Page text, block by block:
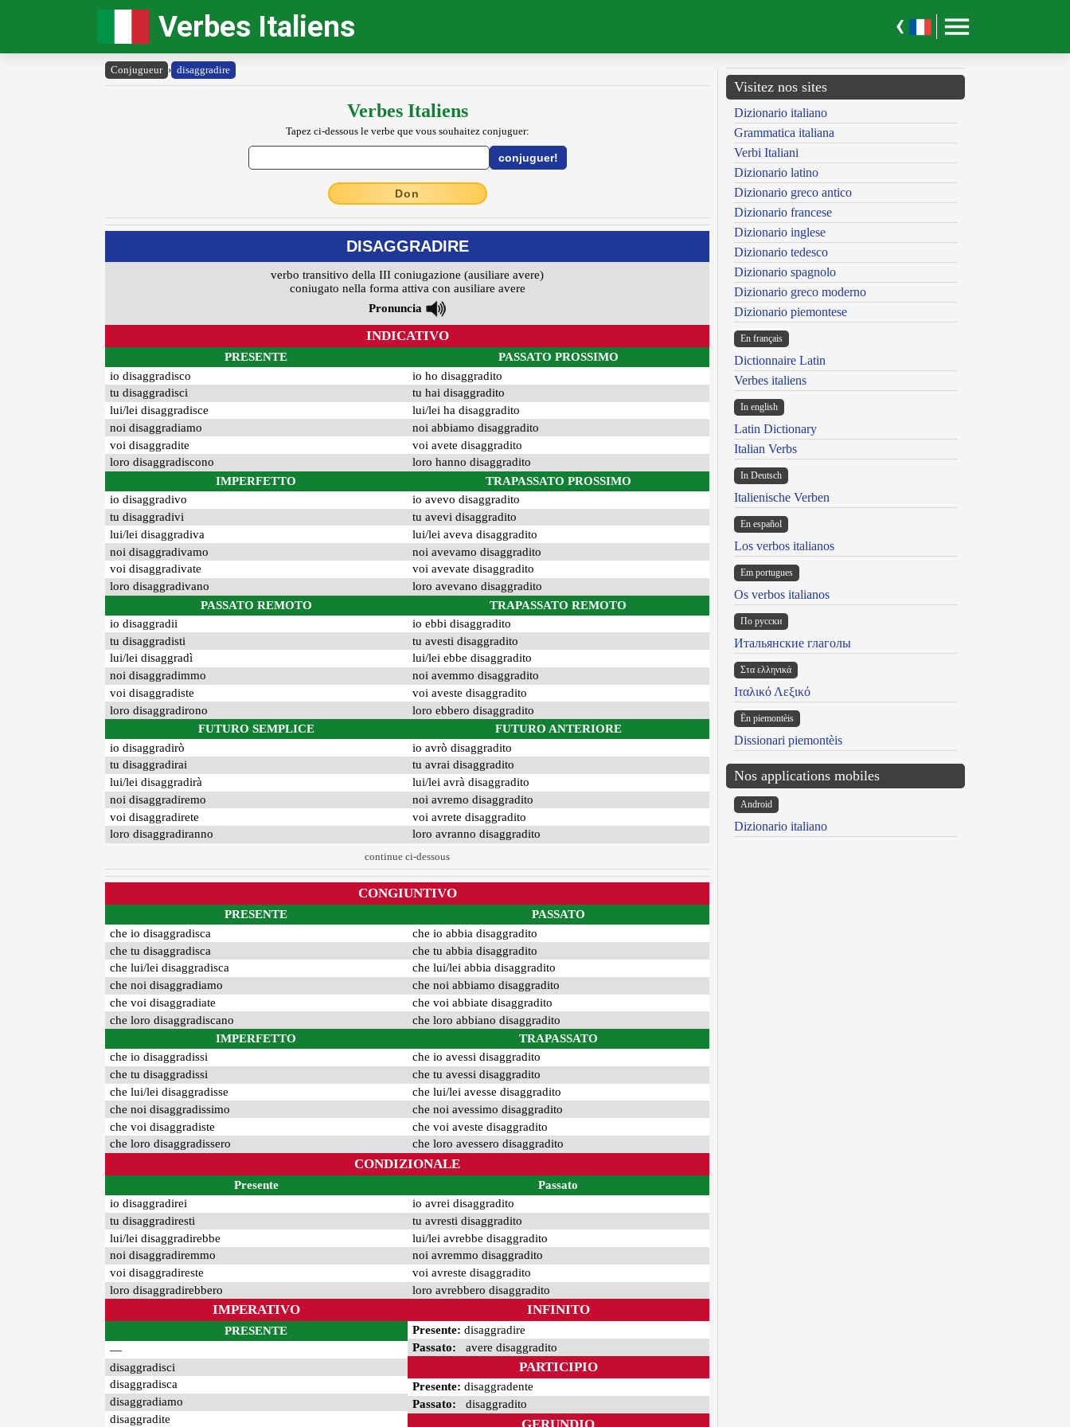
Verbes Italiens
Conjugueur › disaggradire
Verbes Italiens
Tapez ci-dessous le verbe que vous souhaitez conjuguer:
Don
DISAGGRADIRE
verbo transitivo della III coniugazione (ausiliare avere)
coniugato nella forma attiva con ausiliare avere
Pronuncia
INDICATIVO
PRESENTE
io disaggradisco
tu disaggradisci
lui/lei disaggradisce
noi disaggradiamo
voi disaggradite
loro disaggradiscono
IMPERFETTO
io disaggradivo
tu disaggradivi
lui/lei disaggradiva
noi disaggradivamo
voi disaggradivate
loro disaggradivano
PASSATO REMOTO
io disaggradii
tu disaggradisti
lui/lei disaggradì
noi disaggradimmo
voi disaggradiste
loro disaggradirono
FUTURO SEMPLICE
io disaggradirò
tu disaggradirai
lui/lei disaggradirà
noi disaggradiremo
voi disaggradirete
loro disaggradiranno
PASSATO PROSSIMO
io ho disaggradito
tu hai disaggradito
lui/lei ha disaggradito
noi abbiamo disaggradito
voi avete disaggradito
loro hanno disaggradito
TRAPASSATO PROSSIMO
io avevo disaggradito
tu avevi disaggradito
lui/lei aveva disaggradito
noi avevamo disaggradito
voi avevate disaggradito
loro avevano disaggradito
TRAPASSATO REMOTO
io ebbi disaggradito
tu avesti disaggradito
lui/lei ebbe disaggradito
noi avemmo disaggradito
voi aveste disaggradito
loro ebbero disaggradito
FUTURO ANTERIORE
io avrò disaggradito
tu avrai disaggradito
lui/lei avrà disaggradito
noi avremo disaggradito
voi avrete disaggradito
loro avranno disaggradito
continue ci-dessous
CONGIUNTIVO
PRESENTE
che io disaggradisca
che tu disaggradisca
che lui/lei disaggradisca
che noi disaggradiamo
che voi disaggradiate
che loro disaggradiscano
IMPERFETTO
che io disaggradissi
che tu disaggradissi
che lui/lei disaggradisse
che noi disaggradissimo
che voi disaggradiste
che loro disaggradissero
PASSATO
che io abbia disaggradito
che tu abbia disaggradito
che lui/lei abbia disaggradito
che noi abbiamo disaggradito
che voi abbiate disaggradito
che loro abbiano disaggradito
TRAPASSATO
che io avessi disaggradito
che tu avessi disaggradito
che lui/lei avesse disaggradito
che noi avessimo disaggradito
che voi aveste disaggradito
che loro avessero disaggradito
CONDIZIONALE
Presente
io disaggradirei
tu disaggradiresti
lui/lei disaggradirebbe
noi disaggradiremmo
voi disaggradireste
loro disaggradirebbero
Passato
io avrei disaggradito
tu avresti disaggradito
lui/lei avrebbe disaggradito
noi avremmo disaggradito
voi avreste disaggradito
loro avrebbero disaggradito
IMPERATIVO
PRESENTE
—
disaggradisci
disaggradisca
disaggradiamo
disaggradite
INFINITO
Presente: disaggradire
Passato: avere disaggradito
PARTICIPIO
Presente: disaggradente
Passato: disaggradito
GERUNDIO
Visitez nos sites
Dizionario italiano
Grammatica italiana
Verbi Italiani
Dizionario latino
Dizionario greco antico
Dizionario francese
Dizionario inglese
Dizionario tedesco
Dizionario spagnolo
Dizionario greco moderno
Dizionario piemontese
En français
Dictionnaire Latin
Verbes italiens
In english
Latin Dictionary
Italian Verbs
In Deutsch
Italienische Verben
En español
Los verbos italianos
Em portugues
Os verbos italianos
По русски
Итальянские глаголы
Στα ελληνικά
Ιταλικό Λεξικό
Ën piemontèis
Dissionari piemontèis
Nos applications mobiles
Android
Dizionario italiano